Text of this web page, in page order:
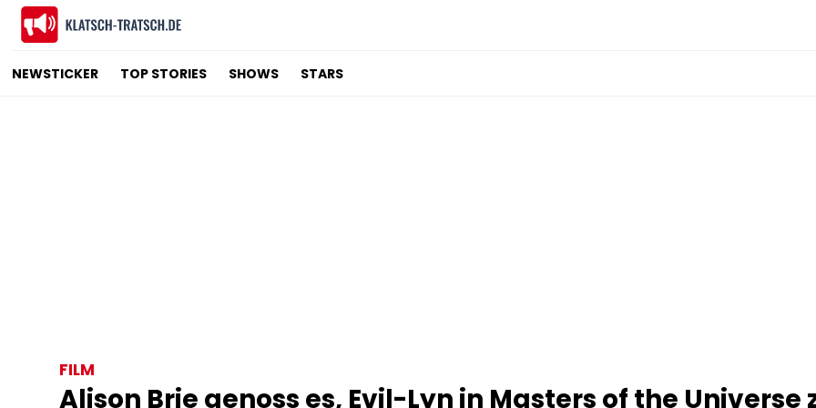
NEWSTICKER TOP STORIES SHOWS STARS
FILM
Alison Brie genoss es, Evil-Lyn in Masters of the Universe